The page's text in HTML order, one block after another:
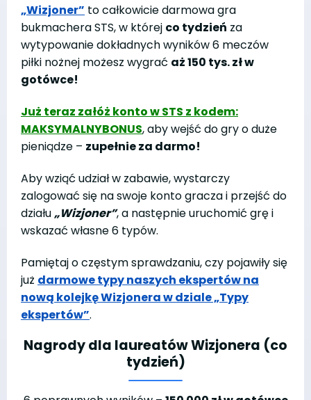
„Wizjoner” to całkowicie darmowa gra
bukmachera STS, w której co tydzień za
wytypowanie dokładnych wyników 6 meczów
piłki nożnej możesz wygrać aż 150 tys. zł w
gotówce!
Już teraz załóż konto w STS z kodem:
MAKSYMALNYBONUS, aby wejść do gry o duże
pieniądze – zupełnie za darmo!
Aby wziąć udział w zabawie, wystarczy
zalogować się na swoje konto gracza i przejść do
działu„Wizjoner”, a następnie uruchomić grę i
wskazać własne 6 typów.
Pamiętaj o częstym sprawdzaniu, czy pojawiły się
już darmowe typy naszych ekspertów na
nową kolejkę Wizjonera w dziale „Typy
ekspertów”.
Nagrody dla laureatów Wizjonera (co
tydzień)